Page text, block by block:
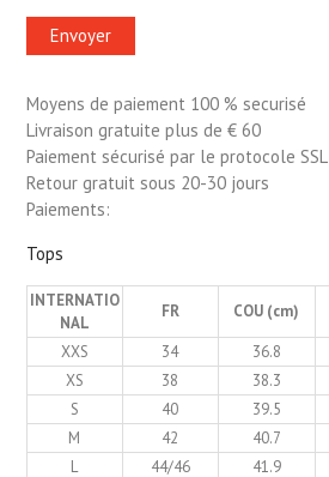
Moyens de paiement 100 % securisé
Livraison gratuite plus de € 60
Paiement sécurisé par le protocole SSL
Retour gratuit sous 20-30 jours
Paiements:
Tops
INTERNATIO
NAL
FR COU (cm)
XXS
34 36.8
XS
38 38.3
S
40 39.5
M
42 40.7
L
44/46 41.9